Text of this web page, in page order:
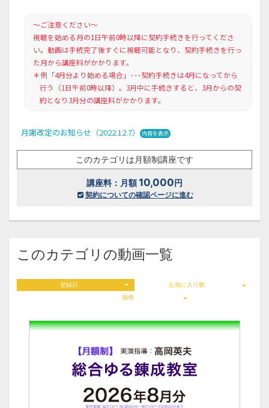
～ご注意ください～
視聴を始める月の1日午前0時以降に契約手続きを行ってくださ
い。動画は手続完了後すぐに視聴可能となり、契約手続きを行っ
た月から講座料がかかります。
＊例「4月分より始める場合」･･･契約手続きは4月になってから
行う（1日午前0時以降）。3月中に手続きすると、3月からの契
約となり3月分の講座料がかかります。
月謝改定のお知らせ（2022.12.7） 内容を表示
このカテゴリは月額制講座です
講座料：月額10,000円
契約についての確認ページに進む
このカテゴリの動画一覧
登録日
お気に入り数
価格